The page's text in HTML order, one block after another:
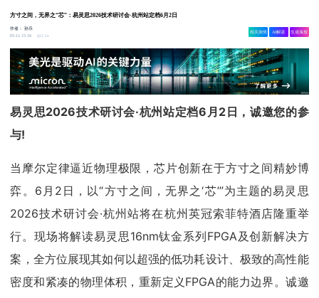
方寸之间，无界之“芯”：易灵思2026技术研讨会·杭州站定档6月2日
作者：孙乐
05-12 15:34
3.1w
相关舆情 AI解读 生成海报
易灵思2026技术研讨会·杭州站定档6月2日，诚邀您的参
与!
当摩尔定律逼近物理极限，芯片创新在于方寸之间精妙博
弈。6月2日，以“方寸之间，无界之‘芯’”为主题的易灵思
2026技术研讨会·杭州站将在杭州英冠索菲特酒店隆重举
行。现场将解读易灵思16nm钛金系列FPGA及创新解决方
案，全方位展现其如何以超强的低功耗设计、极致的高性能
密度和紧凑的物理体积，重新定义FPGA的能力边界。诚邀